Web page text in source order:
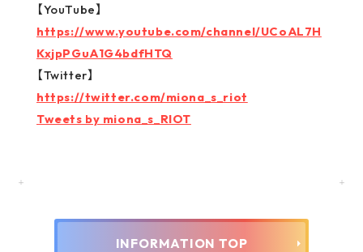
【YouTube】
https://www.youtube.com/channel/UCoAL7H
KxjpPGuA1G4bdfHTQ
【Twitter】
https://twitter.com/miona_s_riot
Tweets by miona_s_RIOT
INFORMATION TOP